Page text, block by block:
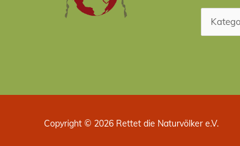
Copyright © 2026 Rettet die Naturvölker e.V.